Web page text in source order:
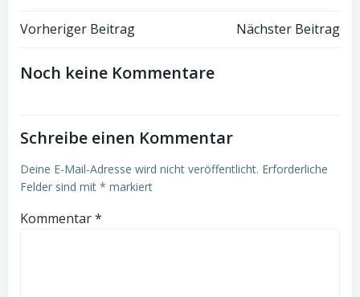
Beitrags-
Navigation
Vorheriger Beitrag
Beitrags-
Navigation
Nächster Beitrag
Noch keine Kommentare
Schreibe einen Kommentar
Deine E-Mail-Adresse wird nicht veröffentlicht. Erforderliche
Felder sind mit * markiert
Kommentar*